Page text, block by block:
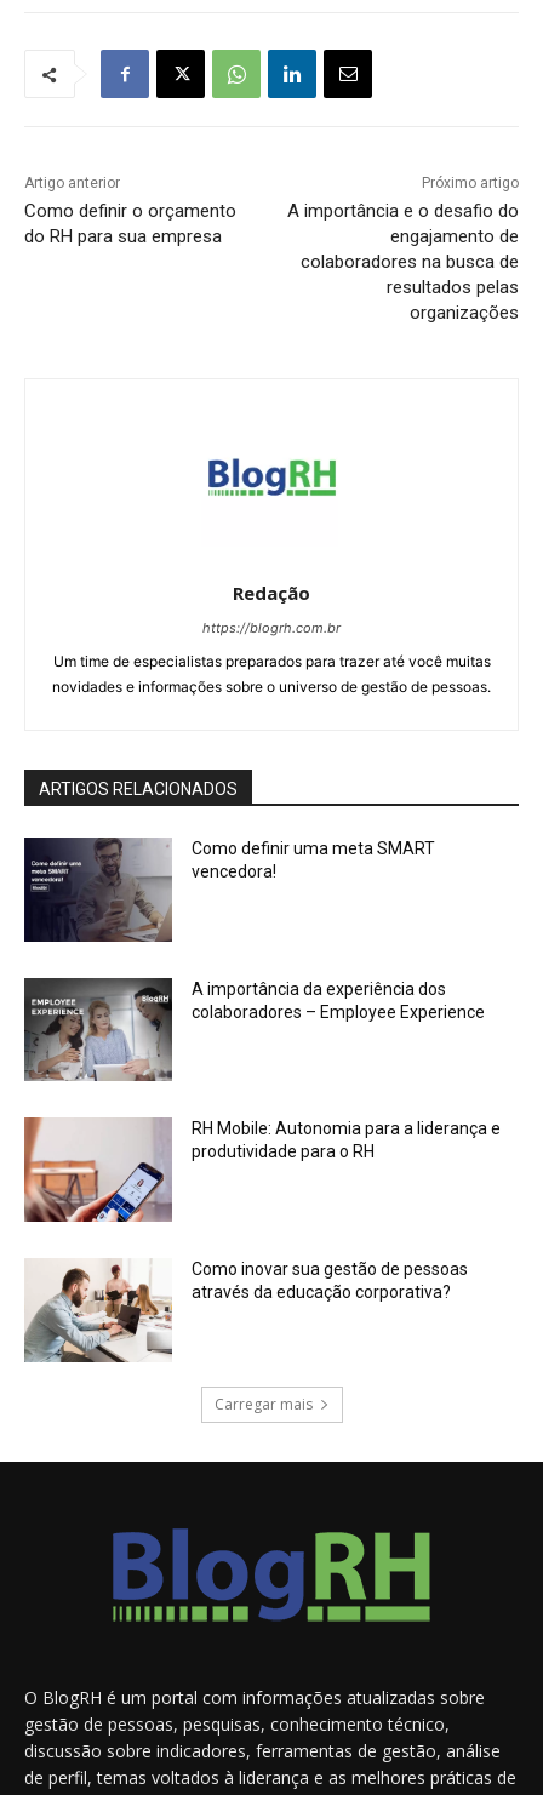
Artigo anterior
Como definir o orçamento
do RH para sua empresa
Próximo artigo
A importância e o desafio do
engajamento de
colaboradores na busca de
resultados pelas
organizações
Redação
https://blogrh.com.br
Um time de especialistas preparados para trazer até você muitas
novidades e informações sobre o universo de gestão de pessoas.
ARTIGOS RELACIONADOS
Como definir uma meta SMART
vencedora!
A importância da experiência dos
colaboradores – Employee Experience
RH Mobile: Autonomia para a liderança e
produtividade para o RH
Como inovar sua gestão de pessoas
através da educação corporativa?
Carregar mais
O BlogRH é um portal com informações atualizadas sobre
gestão de pessoas, pesquisas, conhecimento técnico,
discussão sobre indicadores, ferramentas de gestão, análise
de perfil, temas voltados à liderança e as melhores práticas de